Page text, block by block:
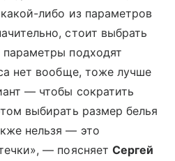
либо из параметров
стоит выбрать
подходят
нет вообще, тоже лучше
— чтобы сократить
выбирать размер белья
нельзя — это
— поясняет Сергей